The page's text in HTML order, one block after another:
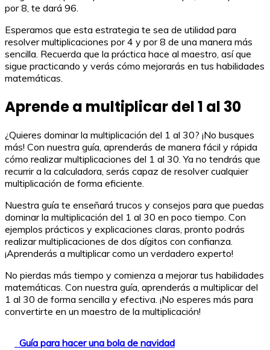
por 8, te dará 96.
Esperamos que esta estrategia te sea de utilidad para
resolver multiplicaciones por 4 y por 8 de una manera más
sencilla. Recuerda que la práctica hace al maestro, así que
sigue practicando y verás cómo mejorarás en tus habilidades
matemáticas.
Aprende a multiplicar del 1 al 30
¿Quieres dominar la multiplicación del 1 al 30? ¡No busques
más! Con nuestra guía, aprenderás de manera fácil y rápida
cómo realizar multiplicaciones del 1 al 30. Ya no tendrás que
recurrir a la calculadora, serás capaz de resolver cualquier
multiplicación de forma eficiente.
Nuestra guía te enseñará trucos y consejos para que puedas
dominar la multiplicación del 1 al 30 en poco tiempo. Con
ejemplos prácticos y explicaciones claras, pronto podrás
realizar multiplicaciones de dos dígitos con confianza.
¡Aprenderás a multiplicar como un verdadero experto!
No pierdas más tiempo y comienza a mejorar tus habilidades
matemáticas. Con nuestra guía, aprenderás a multiplicar del
1 al 30 de forma sencilla y efectiva. ¡No esperes más para
convertirte en un maestro de la multiplicación!
Guía para hacer una bola de navidad